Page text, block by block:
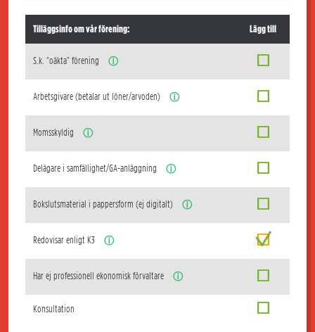
Tilläggsinfo om vår förening: Lägg till
S.k. "oäkta" förening ⓘ
Arbetsgivare (betalar ut löner/arvoden) ⓘ
Momsskyldig ⓘ
Delägare i samfällighet/GA-anläggning ⓘ
Bokslutsmaterial i pappersform (ej digitalt) ⓘ
Redovisar enligt K3 ⓘ
Har ej professionell ekonomisk förvaltare ⓘ
Konsultation